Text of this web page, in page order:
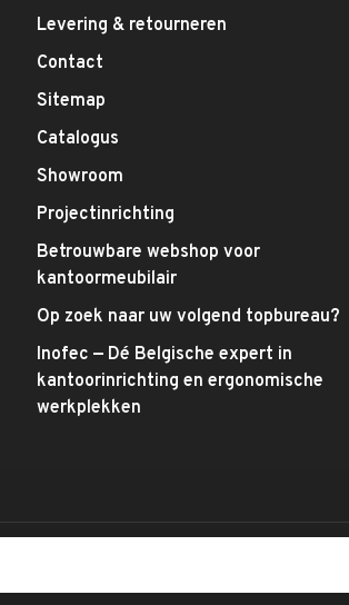
Levering & retourneren
Contact
Sitemap
Catalogus
Showroom
Projectinrichting
Betrouwbare webshop voor
kantoormeubilair
Op zoek naar uw volgend topbureau?
Inofec — Dé Belgische expert in
kantoorinrichting en ergonomische
werkplekken